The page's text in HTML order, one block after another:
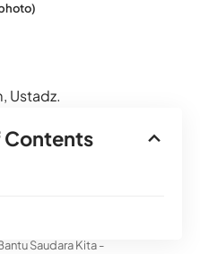
Ustadz.
Contents
Saudara Kita -